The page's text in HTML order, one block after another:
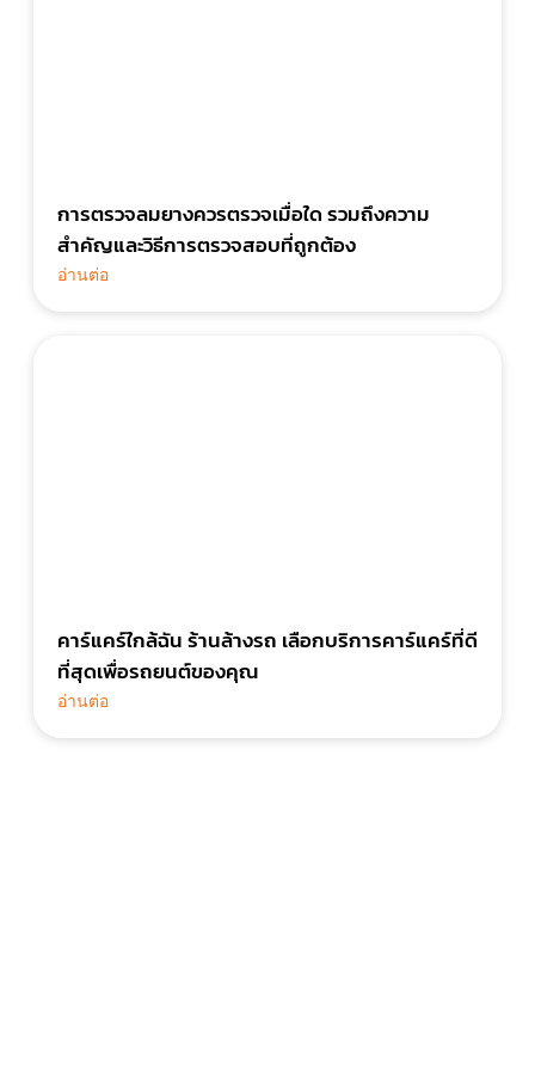
การตรวจลมยางควรตรวจเมื่อใด รวมถึงความ
สำคัญและวิธีการตรวจสอบที่ถูกต้อง
อ่านต่อ
คาร์แคร์ใกล้ฉัน ร้านล้างรถ เลือกบริการคาร์แคร์ที่ดี
ที่สุดเพื่อรถยนต์ของคุณ
อ่านต่อ